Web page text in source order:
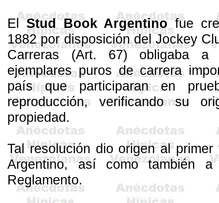
ElStud BookArgentinofue
1882 por disposición del Jockey
Carreras (Art. 67) obligaba
ejemplares puros de carrera
país que participaran en
reproducción, verificando su
propiedad.
Tal resolución dio origen al
Argentino, así como también
Reglamento.